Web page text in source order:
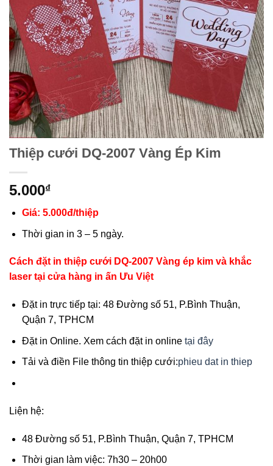
Thiệp cưới DQ-2007 Vàng Ép Kim
5.000₫
Giá: 5.000đ/thiệp
Thời gian in 3 – 5 ngày.
Cách đặt in thiệp cưới DQ-2007 Vàng ép kim và khắc
laser tại cửa hàng in ấn Ưu Việt
Đặt in trực tiếp tại: 48 Đường số 51, P.Bình Thuận,
Quận 7, TPHCM
Đặt in Online. Xem cách đặt in online tại đây
Tải và điền File thông tin thiệp cưới:phieu dat in thiep
Liện hệ:
48 Đường số 51, P.Bình Thuận, Quận 7, TPHCM
Thời gian làm việc: 7h30 – 20h00